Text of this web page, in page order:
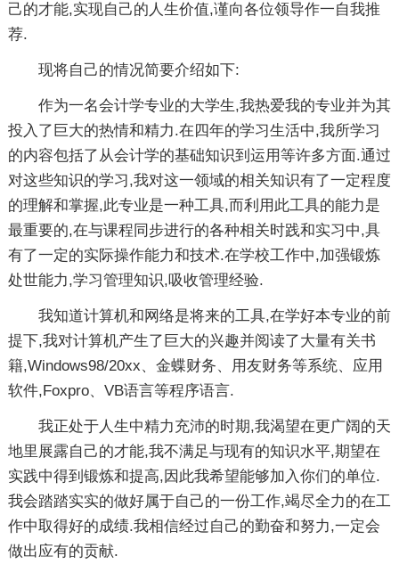
己的才能,实现自己的人生价值,谨向各位领导作一自我推
荐.
现将自己的情况简要介绍如下:
作为一名会计学专业的大学生,我热爱我的专业并为其
投入了巨大的热情和精力.在四年的学习生活中,我所学习
的内容包括了从会计学的基础知识到运用等许多方面.通过
对这些知识的学习,我对这一领域的相关知识有了一定程度
的理解和掌握,此专业是一种工具,而利用此工具的能力是
最重要的,在与课程同步进行的各种相关时践和实习中,具
有了一定的实际操作能力和技术.在学校工作中,加强锻炼
处世能力,学习管理知识,吸收管理经验.
我知道计算机和网络是将来的工具,在学好本专业的前
提下,我对计算机产生了巨大的兴趣并阅读了大量有关书
籍,Windows98/20xx、金蝶财务、用友财务等系统、应用
软件,Foxpro、VB语言等程序语言.
我正处于人生中精力充沛的时期,我渴望在更广阔的天
地里展露自己的才能,我不满足与现有的知识水平,期望在
实践中得到锻炼和提高,因此我希望能够加入你们的单位.
我会踏踏实实的做好属于自己的一份工作,竭尽全力的在工
作中取得好的成绩.我相信经过自己的勤奋和努力,一定会
做出应有的贡献.